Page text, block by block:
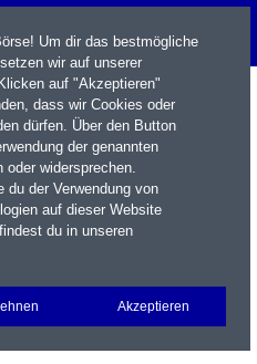
Portfolio Login
Um dir das bestmögliche
wir auf unserer
auf "Akzeptieren"
dass wir Cookies oder
dürfen. Über den Button
der genannten
oder widersprechen.
du der Verwendung von
auf dieser Website
du in unseren
Akzeptieren